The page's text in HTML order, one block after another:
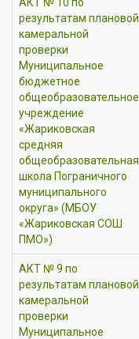
результатам плановой
камеральной
проверки
Муниципальное
бюджетное
общеобразовательное
учреждение
«Жариковская
средняя
общеобразовательная
школа Пограничного
муниципального
округа» (МБОУ
«Жариковская СОШ
ПМО»)
АКТ № 9 по
результатам плановой
камеральной
проверки
Муниципальное